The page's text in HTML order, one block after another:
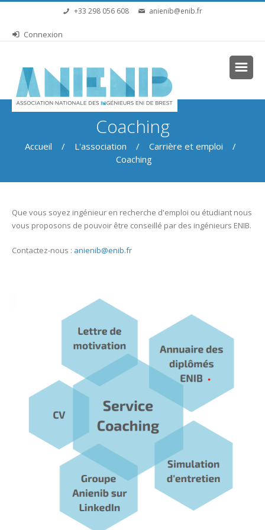
Aller au contenu principal+33 298 056 608 anienib@enib.fr
Connexion
Coaching
Vous êtes ici
Accueil / L'association / Carrière et emploi /
Coaching
Que vous soyez ingénieur en recherche d'emploi ou étudiant nous
vous proposons de pouvoir être conseillé par des ingénieurs ENIB.
Contactez-nous : anienib@enib.fr